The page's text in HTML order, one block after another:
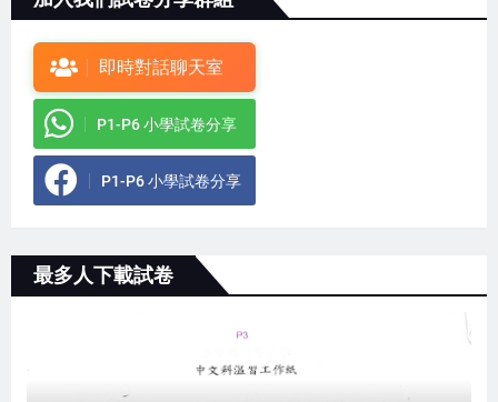
即時對話聊天室
P1-P6 小學試卷分享
P1-P6 小學試卷分享
最多人下載試卷